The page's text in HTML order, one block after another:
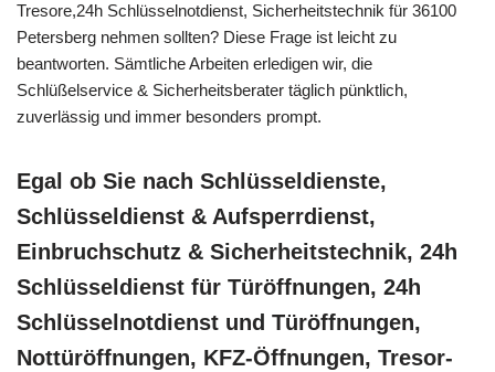
Tresore,24h Schlüsselnotdienst, Sicherheitstechnik für 36100
Petersberg nehmen sollten? Diese Frage ist leicht zu
beantworten. Sämtliche Arbeiten erledigen wir, die
Schlüßelservice & Sicherheitsberater täglich pünktlich,
zuverlässig und immer besonders prompt.
Egal ob Sie nach Schlüsseldienste,
Schlüsseldienst & Aufsperrdienst,
Einbruchschutz & Sicherheitstechnik, 24h
Schlüsseldienst für Türöffnungen, 24h
Schlüsselnotdienst und Türöffnungen,
Nottüröffnungen, KFZ-Öffnungen, Tresor-